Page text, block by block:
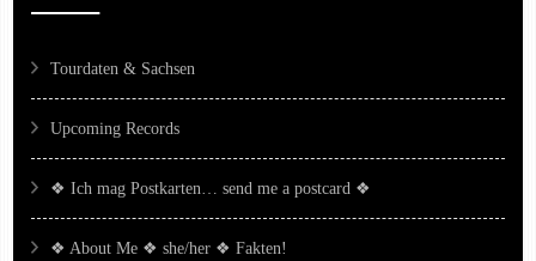
Tourdaten & Sachsen
Upcoming Records
❖ Ich mag Postkarten… send me a postcard ❖
❖ About Me ❖ she/her ❖ Fakten!